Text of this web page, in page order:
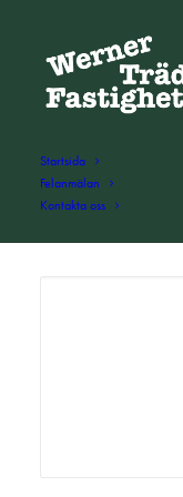
Startsida
Felanmälan
Kontakta oss